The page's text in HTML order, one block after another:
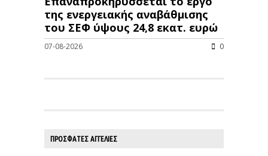
της ενεργειακής αναβάθμισης
του ΣΕΦ ύψους 24,8 εκατ. ευρώ
07-08-2026 0
ΠΡΟΣΦΑΤΕΣ ΑΓΓΕΛΙΕΣ